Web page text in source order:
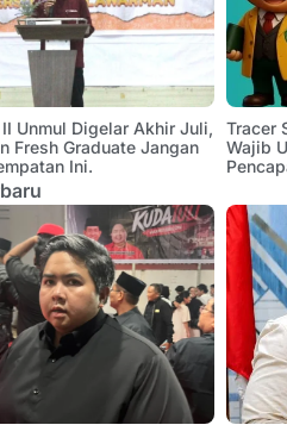
Unmul Digelar Akhir Juli,
Fresh Graduate Jangan
Ini.
Tracer
Wajib